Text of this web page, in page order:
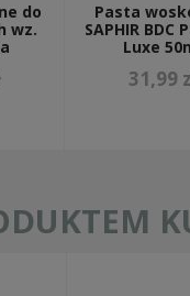
do
wz.
Pasta
SAPHIR BDC
Luxe
31,99